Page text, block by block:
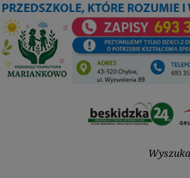
Przejdź
do
treści